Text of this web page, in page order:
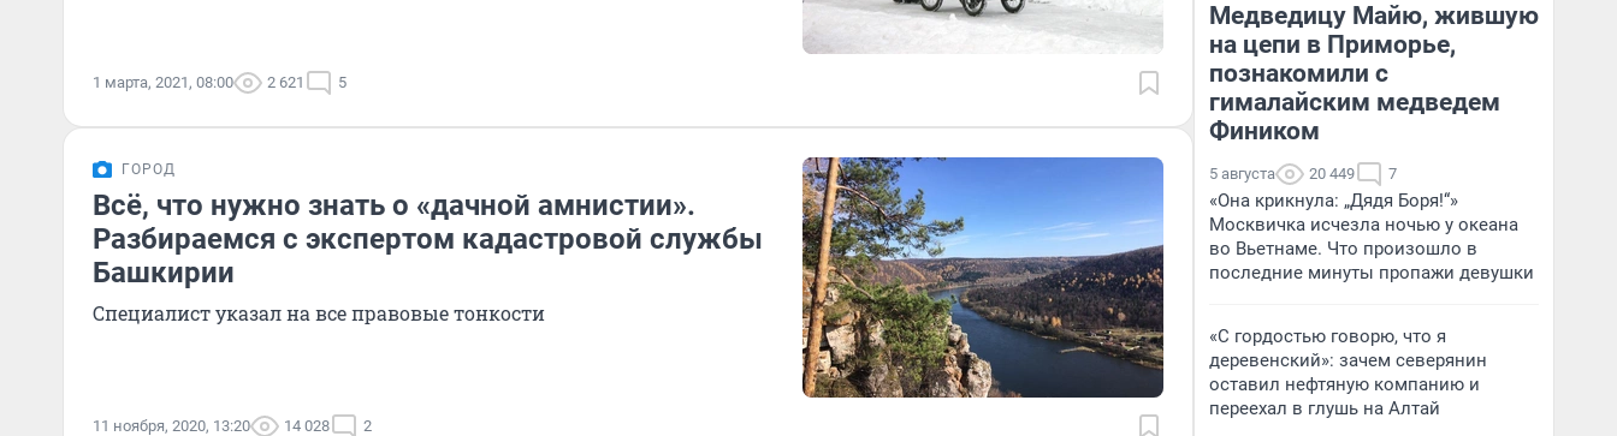
1 марта, 2021, 08:00 2 621 5
ГОРОД
Всё, что нужно знать о «дачной амнистии».
Разбираемся с экспертом кадастровой службы
Башкирии
Специалист указал на все правовые тонкости
11 ноября, 2020, 13:20 14 028 2
Медведицу Майю, жившую
на цепи в Приморье,
познакомили с
гималайским медведем
Фиником
5 августа 20 449 7
«Она крикнула: „Дядя Боря!“»
Москвичка исчезла ночью у океана
во Вьетнаме. Что произошло в
последние минуты пропажи девушки
«С гордостью говорю, что я
деревенский»: зачем северянин
оставил нефтяную компанию и
переехал в глушь на Алтай